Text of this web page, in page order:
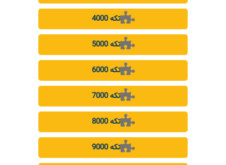
4000 تکه
5000 تکه
6000 تکه
7000 تکه
8000 تکه
9000 تکه